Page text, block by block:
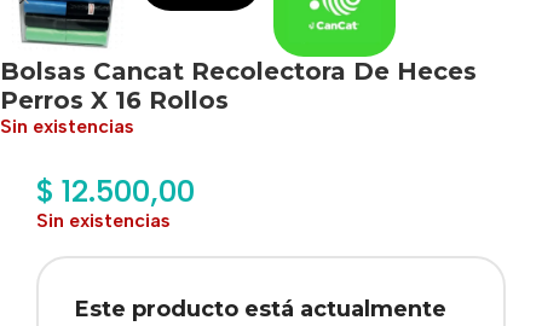
Bolsas Cancat Recolectora De Heces
Perros X 16 Rollos
Sin existencias
$ 12.500,00
Sin existencias
Este producto está actualmente